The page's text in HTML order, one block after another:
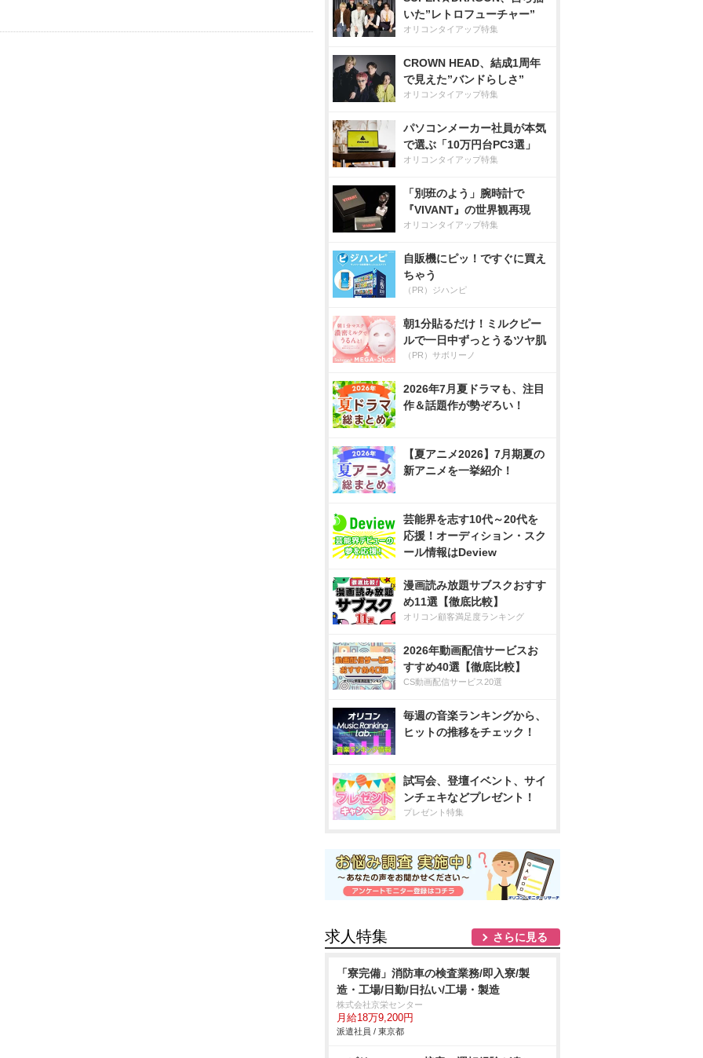
いた”レトロフューチャー”
オリコンタイアップ特集
CROWN HEAD、結成1周年
で見えた”バンドらしさ”
オリコンタイアップ特集
パソコンメーカー社員が本気
で選ぶ「10万円台PC3選」
オリコンタイアップ特集
「別班のよう」腕時計で
『VIVANT』の世界観再現
オリコンタイアップ特集
自販機にピッ！ですぐに買え
ちゃう
（PR）ジハンピ
朝1分貼るだけ！ミルクピー
ルで一日中ずっとうるツヤ肌
（PR）サボリーノ
2026年7月夏ドラマも、注目
作＆話題作が勢ぞろい！
【夏アニメ2026】7月期夏の
新アニメを一挙紹介！
芸能界を志す10代～20代を
応援！オーディション・スク
ール情報はDeview
漫画読み放題サブスクおすす
め11選【徹底比較】
オリコン顧客満足度ランキング
2026年動画配信サービスお
すすめ40選【徹底比較】
CS動画配信サービス20選
毎週の音楽ランキングから、
ヒットの推移をチェック！
試写会、登壇イベント、サイ
ンチェキなどプレゼント！
プレゼント特集
求人特集 さらに見る
「寮完備」消防車の検査業務/即入寮/製
造・工場/日勤/日払い/工場・製造
株式会社京栄センター
月給18万9,200円
派遣社員 / 東京都